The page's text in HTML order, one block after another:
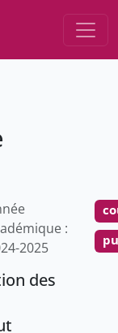
:
2025
des